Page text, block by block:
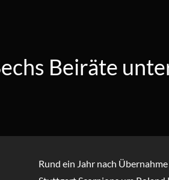
Beiräte
Rund ein Jahr nach